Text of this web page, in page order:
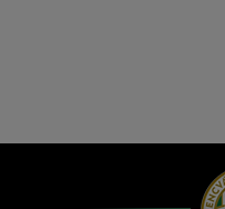
Hírek